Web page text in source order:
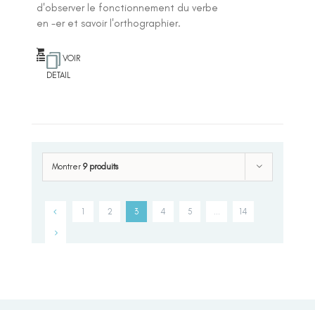
d'observer le fonctionnement du verbe
en -er et savoir l'orthographier.
VOIR
DETAIL
Montrer 9 produits
1 2 3 4 5 14